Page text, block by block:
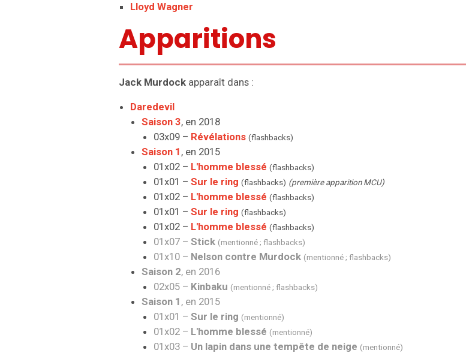
Lloyd Wagner
Apparitions
Jack Murdock apparaît dans :
Daredevil
Saison 3, en 2018
03x09 – Révélations (flashbacks)
Saison 1 , en 2015
01x02 – L'homme blessé (flashbacks)
01x01 – Sur le ring (flashbacks) (première apparition MCU)
01x02 – L'homme blessé (flashbacks)
01x01 – Sur le ring (flashbacks)
01x02 – L'homme blessé (flashbacks)
01x07 – Stick (mentionné ; flashbacks)
01x10 – Nelson contre Murdock (mentionné ; flashbacks)
Saison 2, en 2016
02x05 – Kinbaku (mentionné ; flashbacks)
Saison 1 , en 2015
01x01 – Sur le ring (mentionné)
01x02 – L'homme blessé (mentionné)
01x03 – Un lapin dans une tempête de neige (mentionné)